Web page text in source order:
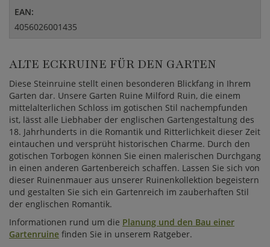
EAN:
4056026001435
ALTE ECKRUINE FÜR DEN GARTEN
Diese Steinruine stellt einen besonderen Blickfang in Ihrem
Garten dar. Unsere Garten Ruine Milford Ruin, die einem
mittelalterlichen Schloss im gotischen Stil nachempfunden
ist, lässt alle Liebhaber der englischen Gartengestaltung des
18. Jahrhunderts in die Romantik und Ritterlichkeit dieser Zeit
eintauchen und versprüht historischen Charme. Durch den
gotischen Torbogen können Sie einen malerischen Durchgang
in einen anderen Gartenbereich schaffen. Lassen Sie sich von
dieser Ruinenmauer aus unserer Ruinenkollektion begeistern
und gestalten Sie sich ein Gartenreich im zauberhaften Stil
der englischen Romantik.
Informationen rund um die Planung und den Bau einer
Gartenruine finden Sie in unserem Ratgeber.